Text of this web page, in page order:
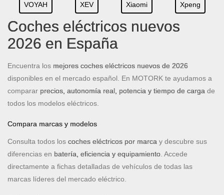
VOYAH XEV Xiaomi Xpeng
Coches eléctricos nuevos
2026 en España
Encuentra los mejores coches eléctricos nuevos de 2026
disponibles en el mercado español. En MOTORK te ayudamos a
comparar precios, autonomía real, potencia y tiempo de carga de
todos los modelos eléctricos.
Compara marcas y modelos
Consulta todos los coches eléctricos por marca y descubre sus
diferencias en batería, eficiencia y equipamiento. Accede
directamente a fichas detalladas de vehículos de todas las
marcas líderes del mercado eléctrico.